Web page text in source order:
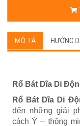
MÔ TẢ HƯỚNG
Rổ Bát Dĩa Di
Rổ Bát Dĩa Di
đến những giải
cách Ý – thông